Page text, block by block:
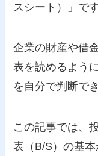
スシート）」です
企業の財産や借
表を読めるよう
を自分で判断で
この記事では、
表（B/S）の基